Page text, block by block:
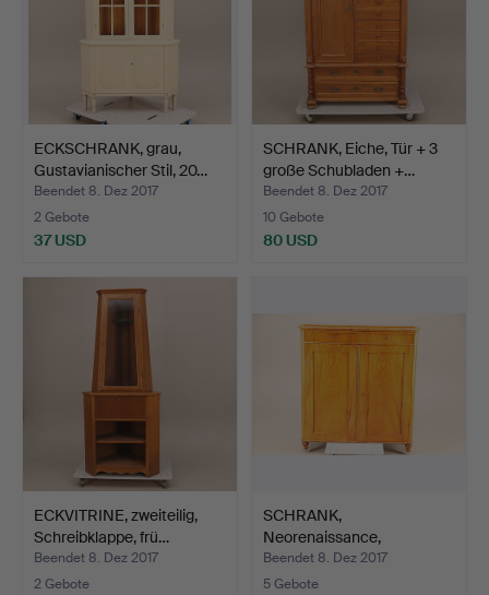
ECKSCHRANK, grau,
Gustavianischer Stil, 20…
Beendet 8. Dez 2017
2 Gebote
37 USD
SCHRANK, Eiche, Tür + 3
große Schubladen +…
Beendet 8. Dez 2017
10 Gebote
80 USD
ECKVITRINE, zweiteilig,
Schreibklappe, frü…
Beendet 8. Dez 2017
2 Gebote
SCHRANK,
Neorenaissance,
Schubladenpaar + …
Beendet 8. Dez 2017
5 Gebote